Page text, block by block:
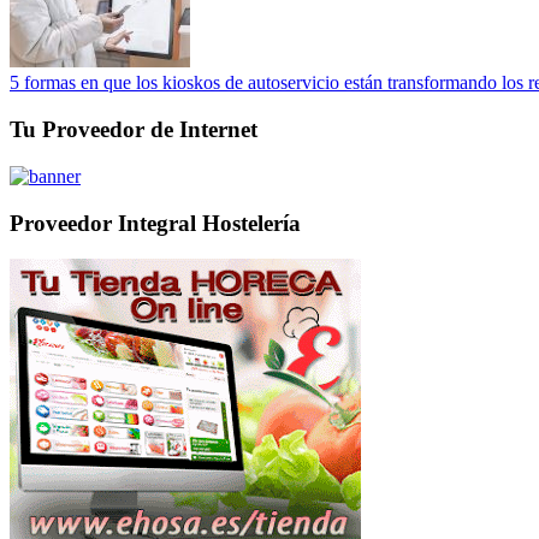
5 formas en que los kioskos de autoservicio están transformando los
Tu Proveedor de Internet
Proveedor Integral Hostelería